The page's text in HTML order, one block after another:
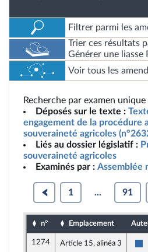
Filtrer parmi les
Trier ces résultats
Générer une liasse
Voir tous les
Recherche par examen
Déposés sur le texte :
engagement de la procédure
souveraineté agricoles
Liés au dossier législatif :
souveraineté agricoles
Examinés par : Assemblée
1 ... 91
n° Emplacement
1274 Article 15, alinéa 3